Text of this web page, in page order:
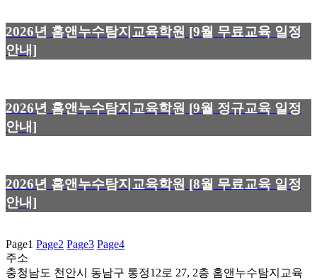
2026년 홈앤누수탐지교육학원 [9월 무료교육 일정
안내]
2026년 홈앤누수탐지교육학원 [9월 정규교육 일정
안내]
2026년 홈앤누수탐지교육학원 [8월 무료교육 일정
안내]
Page1 Page2 Page3 Page4
주소
충청남도 천안시 동남구 통정12로 27, 2층 홈앤누수탐지교육